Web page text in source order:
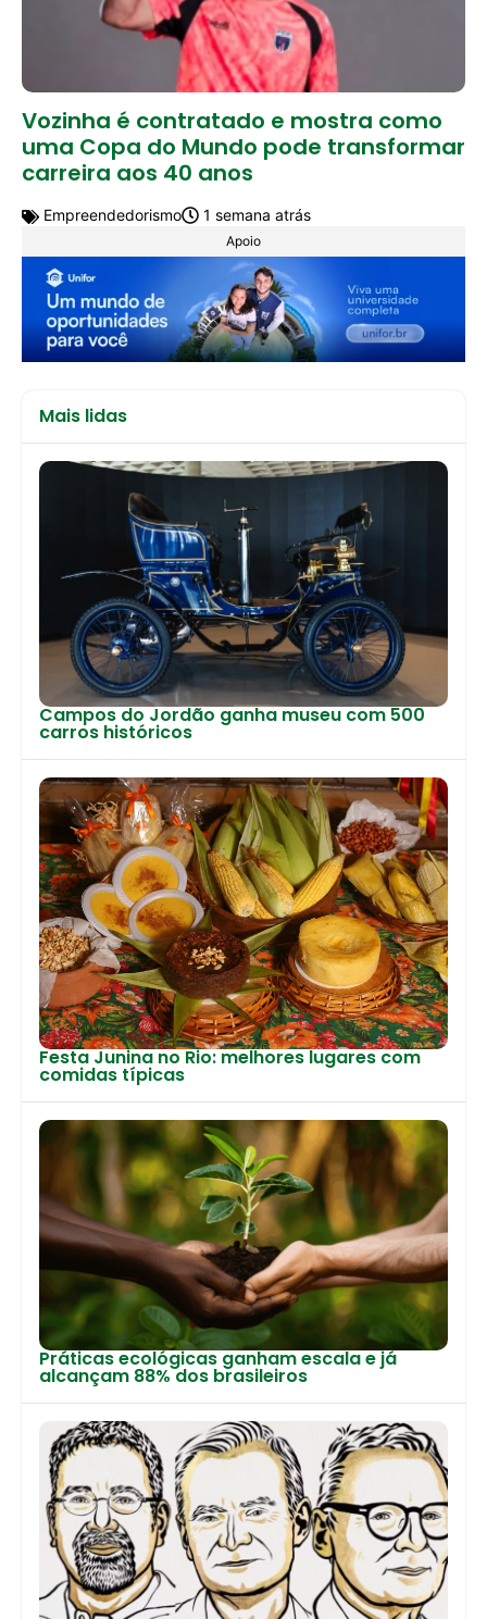
Vozinha é contratado e mostra como
uma Copa do Mundo pode transformar
carreira aos 40 anos
Empreendedorismo 1 semana atrás
Apoio
Mais lidas
Campos do Jordão ganha museu com 500
carros históricos
Festa Junina no Rio: melhores lugares com
comidas típicas
Práticas ecológicas ganham escala e já
alcançam 88% dos brasileiros